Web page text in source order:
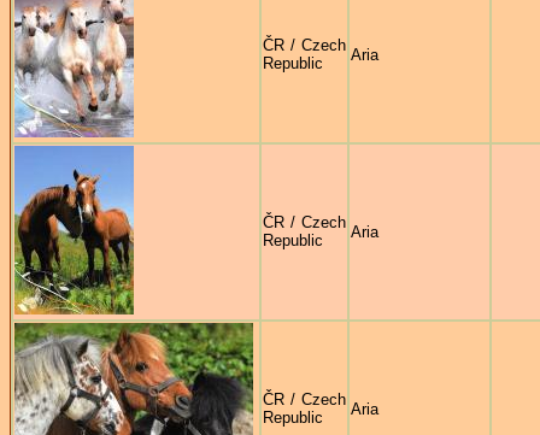
ČR / Czech
Republic
Aria
ČR / Czech
Republic
Aria
ČR / Czech
Republic
Aria